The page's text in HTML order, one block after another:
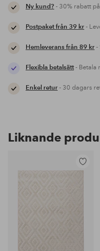
Ny kund?- 30% rabatt
Postpaket från 39 kr-
Hemleverans från 89 kr-
Flexibla betalsätt- Betala
Enkel retur- 30 dagars
Liknande
Lägg